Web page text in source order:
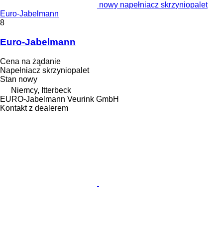
nowy napełniacz skrzyniopalet
Euro-Jabelmann
8
Euro-Jabelmann
Cena na żądanie
Napełniacz skrzyniopalet
Stan nowy
Niemcy, Itterbeck
EURO-Jabelmann Veurink GmbH
Kontakt z dealerem